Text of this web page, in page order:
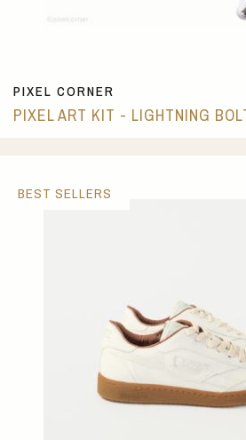
PIXEL CORNER
PIXEL ART KIT - LIGHTNING
BEST SELLERS